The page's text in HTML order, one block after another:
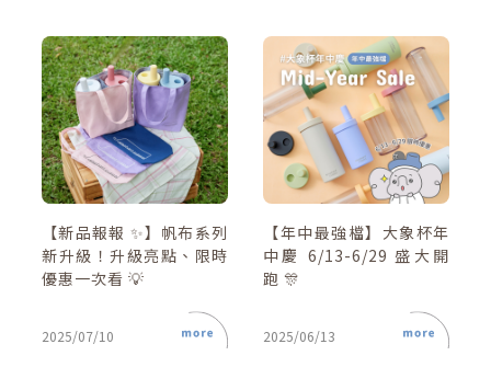
【新品報報 ✨】帆布系列
新升級！升級亮點、限時
優惠一次看 💡
2025/07/10
【年中最強檔】大象杯年
中慶 6/13-6/29 盛大開
跑 🎊
2025/06/13